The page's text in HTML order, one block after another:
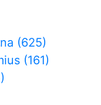
(625)
(161)